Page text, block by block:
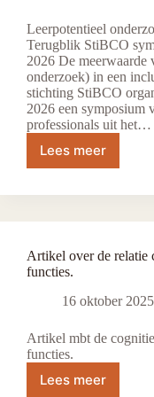
Leerpotentieel
Terugblik StiBCO
2026 De meerwaarde
onderzoek) in een
stichting StiBCO
2026 een symposium
professionals uit het…
Lees meer
StiBCO
2026
Artikel over de relatie
functies.
16 oktober 2025
Artikel mbt de
functies.
Lees meer
Artikel